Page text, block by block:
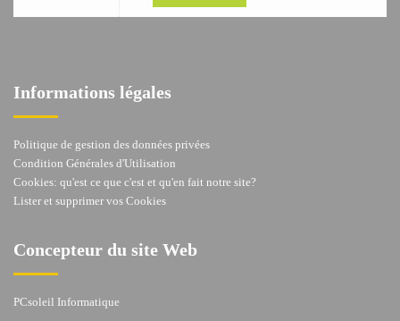
Informations légales
Politique de gestion des données privées
Condition Générales d'Utilisation
Cookies: qu'est ce que c'est et qu'en fait notre site?
Lister et supprimer vos Cookies
Concepteur du site Web
PCsoleil Informatique